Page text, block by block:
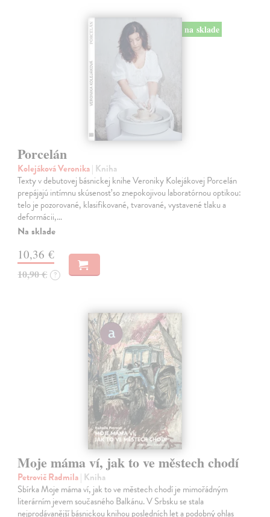
na sklade
Porcelán
Kolejáková Veronika| Kniha
Texty v debutovej básnickej knihe Veroniky Kolejákovej Porcelán
prepájajú intímnu skúsenosť so znepokojivou laboratórnou optikou:
telo je pozorované, klasifikované, tvarované, vystavené tlaku a
deformácii,…
Na sklade
10,36 €
10,90 € ?
Moje máma ví, jak to ve městech chodí
Petrovič Radmila| Kniha
Sbírka Moje máma ví, jak to ve městech chodí je mimořádným
literárním jevem současného Balkánu. V Srbsku se stala
nejprodávanější básnickou knihou posledních let a podobný ohlas